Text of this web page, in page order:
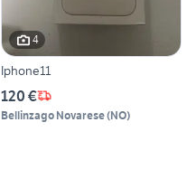
4
Iphone11
120 €
Bellinzago Novarese(NO)